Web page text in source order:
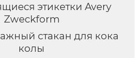
этикетки Avery
Zweckform
стакан для кока
колы